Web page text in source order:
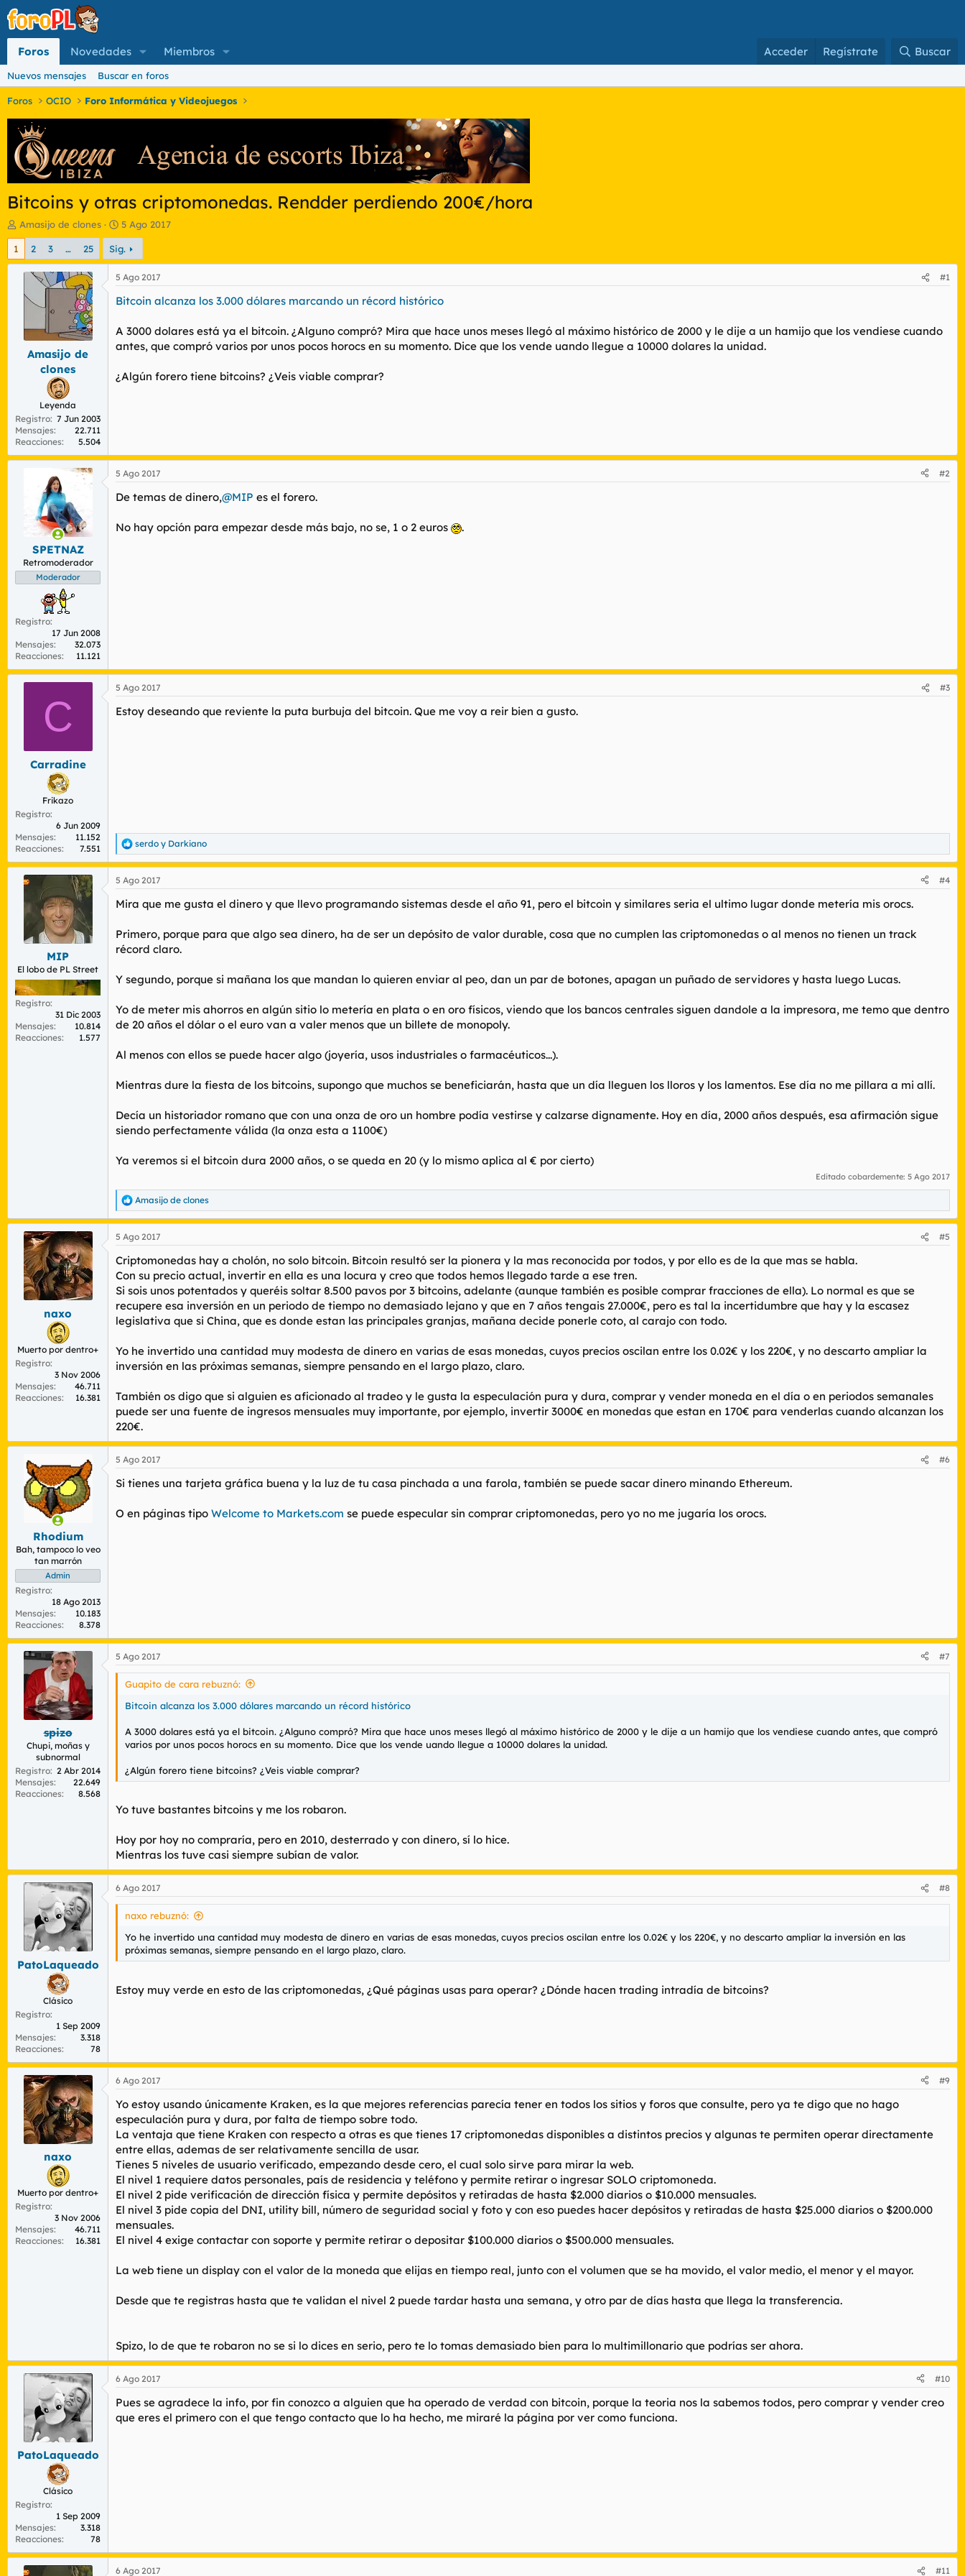
Foros Novedades Miembros Acceder Regístrate Buscar
Nuevos mensajes Buscar en foros
Foros OCIO Foro Informática y Videojuegos
Bitcoins y otras criptomonedas. Rendder perdiendo 200€/hora
I
n
c
d
a
Amasijo de clones
F
e
c
h
a
d
e
n
c
o
5 Ago 2017
1 2 3 … 25 Sig.
Amasijo de
clones
Leyenda
Registro 7 Jun 2003
Mensajes
22.711
Reacciones
5.504
5 Ago 2017 #1
Bitcoin alcanza los 3.000 dólares marcando un récord histórico
A 3000 dolares está ya el bitcoin. ¿Alguno compró? Mira que hace unos meses llegó al máximo histórico de 2000 y le dije a un hamijo que los vendiese cuando
antes, que compró varios por unos pocos horocs en su momento. Dice que los vende uando llegue a 10000 dolares la unidad.
¿Algún forero tiene bitcoins? ¿Veis viable comprar?
SPETNAZ
Retromoderador
Moderador
Registro
17 Jun 2008
Mensajes
32.073
Reacciones
11.121
5 Ago 2017 #2
De temas de dinero,@MIP es el forero.
No hay opción para empezar desde más bajo, no se, 1 o 2 euros .
C
Carradine
Frikazo
Registro
6 Jun 2009
Mensajes
11.152
Reacciones
7.551
5 Ago 2017 #3
Estoy deseando que reviente la puta burbuja del bitcoin. Que me voy a reir bien a gusto.
R
e
a
c
i
n
e
s
serdo y Darkiano
MIP
El lobo de PL Street
Registro
31 Dic 2003
Mensajes
10.814
Reacciones
1.577
5 Ago 2017 #4
Mira que me gusta el dinero y que llevo programando sistemas desde el año 91, pero el bitcoin y similares seria el ultimo lugar donde metería mis orocs.
Primero, porque para que algo sea dinero, ha de ser un depósito de valor durable, cosa que no cumplen las criptomonedas o al menos no tienen un track
récord claro.
Y segundo, porque si mañana los que mandan lo quieren enviar al peo, dan un par de botones, apagan un puñado de servidores y hasta luego Lucas.
Yo de meter mis ahorros en algún sitio lo metería en plata o en oro físicos, viendo que los bancos centrales siguen dandole a la impresora, me temo que dentro
de 20 años el dólar o el euro van a valer menos que un billete de monopoly.
Al menos con ellos se puede hacer algo (joyería, usos industriales o farmacéuticos...).
Mientras dure la fiesta de los bitcoins, supongo que muchos se beneficiarán, hasta que un día lleguen los lloros y los lamentos. Ese día no me pillara a mi allí.
Decía un historiador romano que con una onza de oro un hombre podía vestirse y calzarse dignamente. Hoy en día, 2000 años después, esa afirmación sigue
siendo perfectamente válida (la onza esta a 1100€)
Ya veremos si el bitcoin dura 2000 años, o se queda en 20 (y lo mismo aplica al € por cierto)
Editado cobardemente: 5 Ago 2017
R
e
a
c
i
o
n
e
s
:
Amasijo de clones
naxo
Muerto por dentro+
Registro
3 Nov 2006
Mensajes
46.711
Reacciones
16.381
5 Ago 2017 #5
Criptomonedas hay a cholón, no solo bitcoin. Bitcoin resultó ser la pionera y la mas reconocida por todos, y por ello es de la que mas se habla.
Con su precio actual, invertir en ella es una locura y creo que todos hemos llegado tarde a ese tren.
Si sois unos potentados y queréis soltar 8.500 pavos por 3 bitcoins, adelante (aunque también es posible comprar fracciones de ella). Lo normal es que se
recupere esa inversión en un periodo de tiempo no demasiado lejano y que en 7 años tengais 27.000€, pero es tal la incertidumbre que hay y la escasez
legislativa que si China, que es donde estan las principales granjas, mañana decide ponerle coto, al carajo con todo.
Yo he invertido una cantidad muy modesta de dinero en varias de esas monedas, cuyos precios oscilan entre los 0.02€ y los 220€, y no descarto ampliar la
inversión en las próximas semanas, siempre pensando en el largo plazo, claro.
También os digo que si alguien es aficionado al tradeo y le gusta la especulación pura y dura, comprar y vender moneda en el día o en periodos semanales
puede ser una fuente de ingresos mensuales muy importante, por ejemplo, invertir 3000€ en monedas que estan en 170€ para venderlas cuando alcanzan los
220€.
Rhodium
Bah, tampoco lo veo
tan marrón
Admin
Registro
18 Ago 2013
Mensajes
10.183
Reacciones
8.378
5 Ago 2017 #6
Si tienes una tarjeta gráfica buena y la luz de tu casa pinchada a una farola, también se puede sacar dinero minando Ethereum.
O en páginas tipo Welcome to Markets.com se puede especular sin comprar criptomonedas, pero yo no me jugaría los orocs.
spizo
Chupi, moñas y
subnormal
Registro 2 Abr 2014
Mensajes
22.649
Reacciones
8.568
5 Ago 2017 #7
Guapito de cara rebuznó:
Bitcoin alcanza los 3.000 dólares marcando un récord histórico
A 3000 dolares está ya el bitcoin. ¿Alguno compró? Mira que hace unos meses llegó al máximo histórico de 2000 y le dije a un hamijo que los vendiese cuando antes, que compró
varios por unos pocos horocs en su momento. Dice que los vende uando llegue a 10000 dolares la unidad.
¿Algún forero tiene bitcoins? ¿Veis viable comprar?
Yo tuve bastantes bitcoins y me los robaron.
Hoy por hoy no compraría, pero en 2010, desterrado y con dinero, sí lo hice.
Mientras los tuve casi siempre subían de valor.
PatoLaqueado
Clásico
Registro
1 Sep 2009
Mensajes
3.318
Reacciones
78
6 Ago 2017 #8
naxo rebuznó:
Yo he invertido una cantidad muy modesta de dinero en varias de esas monedas, cuyos precios oscilan entre los 0.02€ y los 220€, y no descarto ampliar la inversión en las
próximas semanas, siempre pensando en el largo plazo, claro.
Estoy muy verde en esto de las criptomonedas, ¿Qué páginas usas para operar? ¿Dónde hacen trading intradía de bitcoins?
naxo
Muerto por dentro+
Registro
3 Nov 2006
Mensajes
46.711
Reacciones
16.381
6 Ago 2017 #9
Yo estoy usando únicamente Kraken, es la que mejores referencias parecía tener en todos los sitios y foros que consulte, pero ya te digo que no hago
especulación pura y dura, por falta de tiempo sobre todo.
La ventaja que tiene Kraken con respecto a otras es que tienes 17 criptomonedas disponibles a distintos precios y algunas te permiten operar directamente
entre ellas, ademas de ser relativamente sencilla de usar.
Tienes 5 niveles de usuario verificado, empezando desde cero, el cual solo sirve para mirar la web.
El nivel 1 requiere datos personales, país de residencia y teléfono y permite retirar o ingresar SOLO criptomoneda.
El nivel 2 pide verificación de dirección física y permite depósitos y retiradas de hasta $2.000 diarios o $10.000 mensuales.
El nivel 3 pide copia del DNI, utility bill, número de seguridad social y foto y con eso puedes hacer depósitos y retiradas de hasta $25.000 diarios o $200.000
mensuales.
El nivel 4 exige contactar con soporte y permite retirar o depositar $100.000 diarios o $500.000 mensuales.
La web tiene un display con el valor de la moneda que elijas en tiempo real, junto con el volumen que se ha movido, el valor medio, el menor y el mayor.
Desde que te registras hasta que te validan el nivel 2 puede tardar hasta una semana, y otro par de días hasta que llega la transferencia.
Spizo, lo de que te robaron no se si lo dices en serio, pero te lo tomas demasiado bien para lo multimillonario que podrías ser ahora.
PatoLaqueado
Clásico
Registro
1 Sep 2009
Mensajes
3.318
Reacciones
78
6 Ago 2017 #10
Pues se agradece la info, por fin conozco a alguien que ha operado de verdad con bitcoin, porque la teoria nos la sabemos todos, pero comprar y vender creo
que eres el primero con el que tengo contacto que lo ha hecho, me miraré la página por ver como funciona.
6 Ago 2017 #11